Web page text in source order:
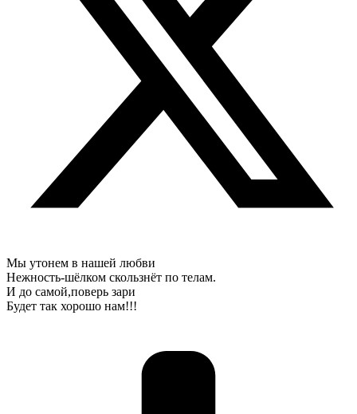
Мы утонем в нашей любви
Нежность-шёлком скользнёт по телам.
И до самой,поверь зари
Будет так хорошо нам!!!